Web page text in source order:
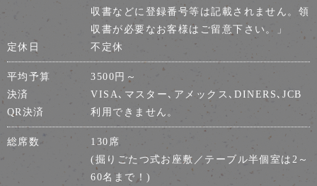
収書などに登録番号等は記載されません。領
収書が必要なお客様はご留意下さい。」
定休日
不定休
平均予算
3500円～
決済
VISA､マスター､アメックス､DINERS､JCB
QR決済
利用できません。
総席数
130席
(掘りごたつ式お座敷／テーブル半個室は2～
60名まで！)